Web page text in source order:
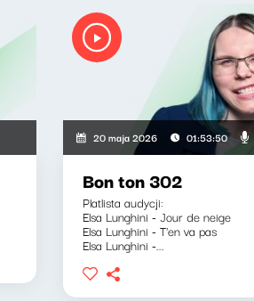
20 maja 2026 01:53:50
Bon ton 302
Platlista audycji:
Elsa Lunghini - Jour de neige
Elsa Lunghini - T'en va pas
Elsa Lunghini -...